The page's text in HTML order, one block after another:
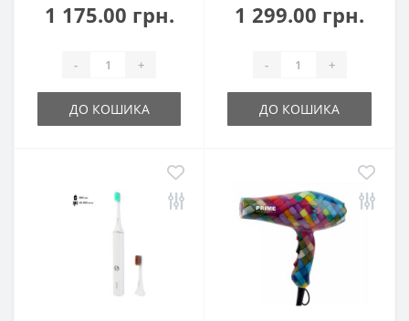
1 175.00 грн.
- +
ДО КОШИКА
1 299.00 грн.
- +
ДО КОШИКА